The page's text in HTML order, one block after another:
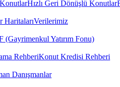
Hızlı Geri Dönüşlü Konutlar
HaritalarıVerilerimiz
(Gayrimenkul Yatırım Fonu)
RehberiKonut Kredisi Rehberi
Danışmanlar